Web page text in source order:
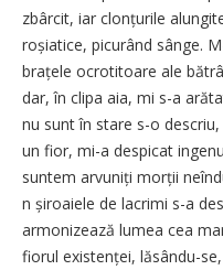
zbârcit, iar clonțurile
roșiatice, picurând sânge.
brațele ocrotitoare ale
dar, în clipa aia, mi s-a
nu sunt în stare s-o
un fior, mi-a despicat
suntem arvuniți morții
n șiroaiele de lacrimi s-a
armonizează lumea cea
fiorul existenței, lăsându-